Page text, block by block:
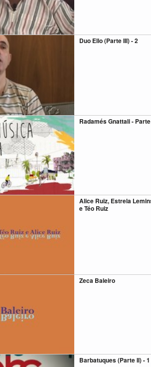
Duo Ello (Parte III) - 2
Radamés Gnattali -
Alice Ruiz, Estrela
e Téo Ruiz
Zeca Baleiro
Barbatuques (Parte II) - 1